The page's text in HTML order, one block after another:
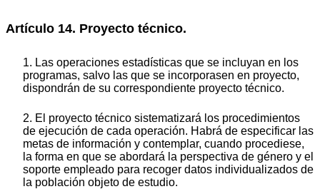
Artículo 14. Proyecto técnico.
1. Las operaciones estadísticas que se incluyan en los
programas, salvo las que se incorporasen en proyecto,
dispondrán de su correspondiente proyecto técnico.
2. El proyecto técnico sistematizará los procedimientos
de ejecución de cada operación. Habrá de especificar las
metas de información y contemplar, cuando procediese,
la forma en que se abordará la perspectiva de género y el
soporte empleado para recoger datos individualizados de
la población objeto de estudio.